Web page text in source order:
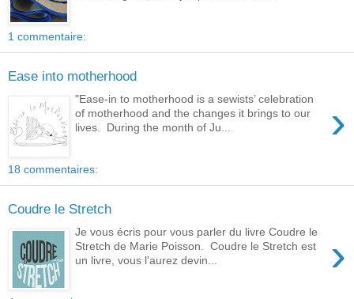
1 commentaire:
Ease into motherhood
›
"Ease-in to motherhood is a sewists’ celebration
of motherhood and the changes it brings to our
lives. During the month of Ju...
18 commentaires:
Coudre le Stretch
›
Je vous écris pour vous parler du livre Coudre le
Stretch de Marie Poisson. Coudre le Stretch est
un livre, vous l'aurez devin...